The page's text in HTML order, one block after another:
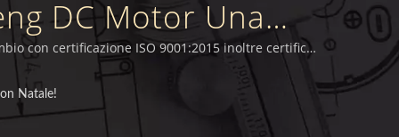
DC Motor Una
Ad Alto Numero Di
Neng
con certificazione ISO 9001:2015 inoltre certificati
Natale!